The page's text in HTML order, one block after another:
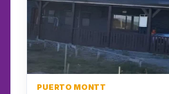
PUERTO MONTT